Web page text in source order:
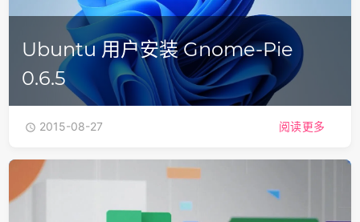
Ubuntu 用户安装 Gnome-Pie
0.6.5
 2015-08-27 阅读更多